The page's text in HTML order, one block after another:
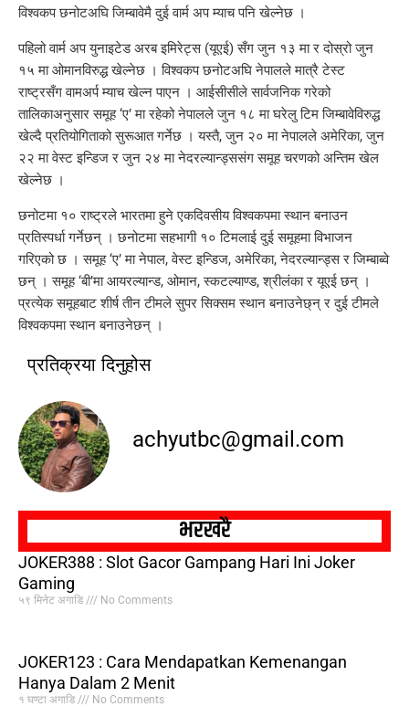
विश्वकप छनोटअघि जिम्बावेमै दुई वार्म अप म्याच पनि खेल्नेछ ।
पहिलो वार्म अप युनाइटेड अरब इमिरेट्स (यूएई) सँग जुन १३ मा र दोस्रो जुन
१५ मा ओमानविरुद्ध खेल्नेछ । विश्वकप छनोटअघि नेपालले मात्रै टेस्ट
राष्ट्रसँग वामअर्प म्याच खेल्न पाएन । आईसीसीले सार्वजनिक गरेको
तालिकाअनुसार समूह ‘ए’ मा रहेको नेपालले जुन १८ मा घरेलु टिम जिम्बावेविरुद्ध
खेल्दै प्रतियोगिताको सुरूआत गर्नेछ । यस्तै, जुन २० मा नेपालले अमेरिका, जुन
२२ मा वेस्ट इन्डिज र जुन २४ मा नेदरल्यान्ड्ससंग समूह चरणको अन्तिम खेल
खेल्नेछ ।
छनोटमा १० राष्ट्रले भारतमा हुने एकदिवसीय विश्वकपमा स्थान बनाउन
प्रतिस्पर्धा गर्नेछन् । छनोटमा सहभागी १० टिमलाई दुई समूहमा विभाजन
गरिएको छ । समूह ‘ए’ मा नेपाल, वेस्ट इन्डिज, अमेरिका, नेदरल्यान्ड्स र जिम्बाब्वे
छन् । समूह ‘बी’मा आयरल्यान्ड, ओमान, स्कटल्याण्ड, श्रीलंका र यूएई छन् ।
प्रत्येक समूहबाट शीर्ष तीन टीमले सुपर सिक्सम स्थान बनाउनेछ्न् र दुई टीमले
विश्वकपमा स्थान बनाउनेछन् ।
प्रतिक्रया दिनुहोस
achyutbc@gmail.com
भरखरै
JOKER388 : Slot Gacor Gampang Hari Ini Joker
Gaming
५९ मिनेट अगाडि No Comments
JOKER123 : Cara Mendapatkan Kemenangan
Hanya Dalam 2 Menit
१ घण्टा अगाडि No Comments